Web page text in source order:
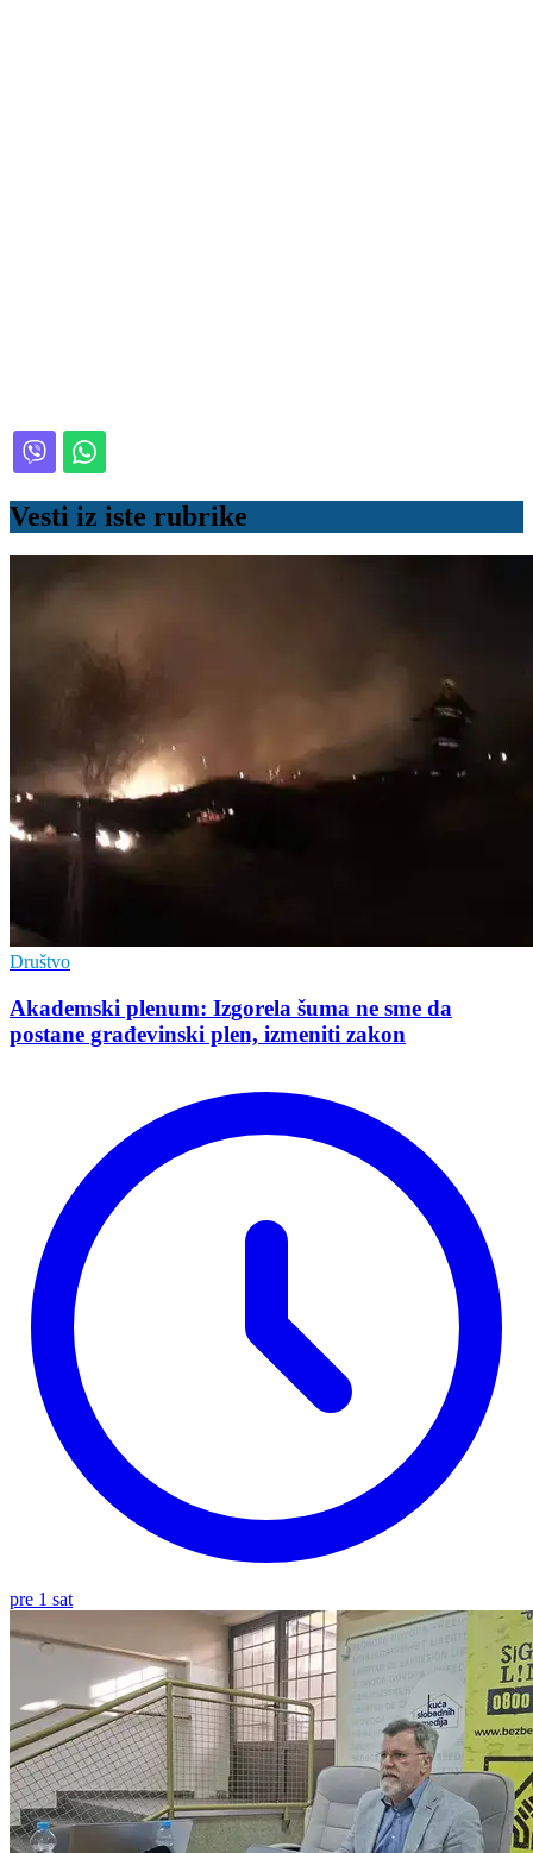
Vesti iz iste rubrike
Društvo
Akademski plenum: Izgorela šuma ne sme da
postane građevinski plen, izmeniti zakon
pre 1 sat